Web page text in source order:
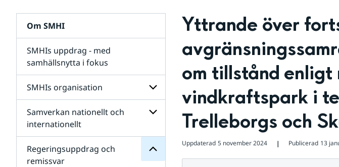
Om SMHI
SMHIs uppdrag - med
samhällsnytta i fokus
SMHIs organisation
Undersidor
organisation
Samverkan nationellt och
internationellt
Undersidor
för
Samverkan
Regeringsuppdrag och
remissvar
för
Regeringsuppdrag
remissvar
Yttrande över
om tillstånd
vindkraftspark i
Trelleborgs och
Uppdaterad 5 november 2024 ❘ Publicerad 13